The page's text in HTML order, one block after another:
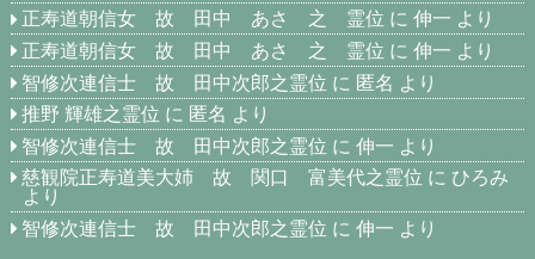
正寿道朝信女 故 田中 あさ 之 霊位 に伸一 より
正寿道朝信女 故 田中 あさ 之 霊位 に伸一 より
智修次連信士 故 田中次郎之霊位 に 匿名 より
推野 輝雄之霊位 に 匿名 より
智修次連信士 故 田中次郎之霊位 に伸一 より
慈観院正寿道美大姉 故 関口 富美代之霊位 に ひろみ
より
智修次連信士 故 田中次郎之霊位 に伸一 より